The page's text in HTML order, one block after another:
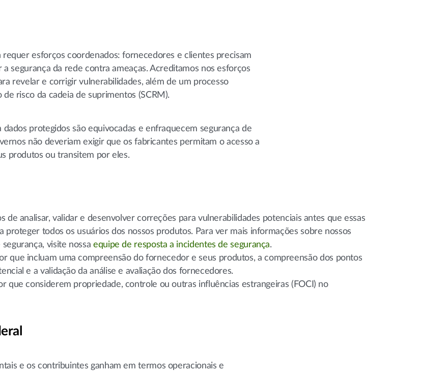
esforços coordenados: fornecedores e clientes precisam
segurança da rede contra ameaças. Acreditamos nos esforços
revelar e corrigir vulnerabilidades, além de um processo
risco da cadeia de suprimentos (SCRM).
protegidos são equivocadas e enfraquecem segurança de
não deveriam exigir que os fabricantes permitam o acesso a
produtos ou transitem por eles.
de analisar, validar e desenvolver correções para vulnerabilidades potenciais antes que essas
proteger todos os usuários dos nossos produtos. Para ver mais informações sobre nossos
visite nossa equipe de resposta a incidentes de segurança.
que incluam uma compreensão do fornecedor e seus produtos, a compreensão dos pontos
e a validação da análise e avaliação dos fornecedores.
que considerem propriedade, controle ou outras influências estrangeiras (FOCI) no
e os contribuintes ganham em termos operacionais e